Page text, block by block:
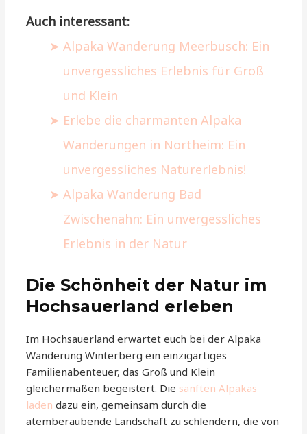
Auch interessant:
Alpaka Wanderung Meerbusch: Ein
unvergessliches Erlebnis für Groß
und Klein
Erlebe die charmanten Alpaka
Wanderungen in Northeim: Ein
unvergessliches Naturerlebnis!
Alpaka Wanderung Bad
Zwischenahn: Ein unvergessliches
Erlebnis in der Natur
Die Schönheit der Natur im
Hochsauerland erleben
Im Hochsauerland erwartet euch bei der Alpaka
Wanderung Winterberg ein einzigartiges
Familienabenteuer, das Groß und Klein
gleichermaßen begeistert. Die sanften Alpakas
laden dazu ein, gemeinsam durch die
atemberaubende Landschaft zu schlendern, die von